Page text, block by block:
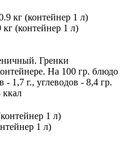
(контейнер 1 л)
Гренки
На 100 гр. блюдо
1,7 г., углеводов - 8,4 гр.
ккал
1 л)